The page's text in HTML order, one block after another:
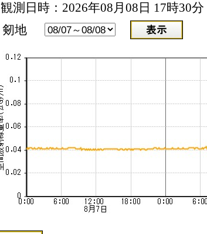
観測日時：2026年08月08日 17時30分
剱地